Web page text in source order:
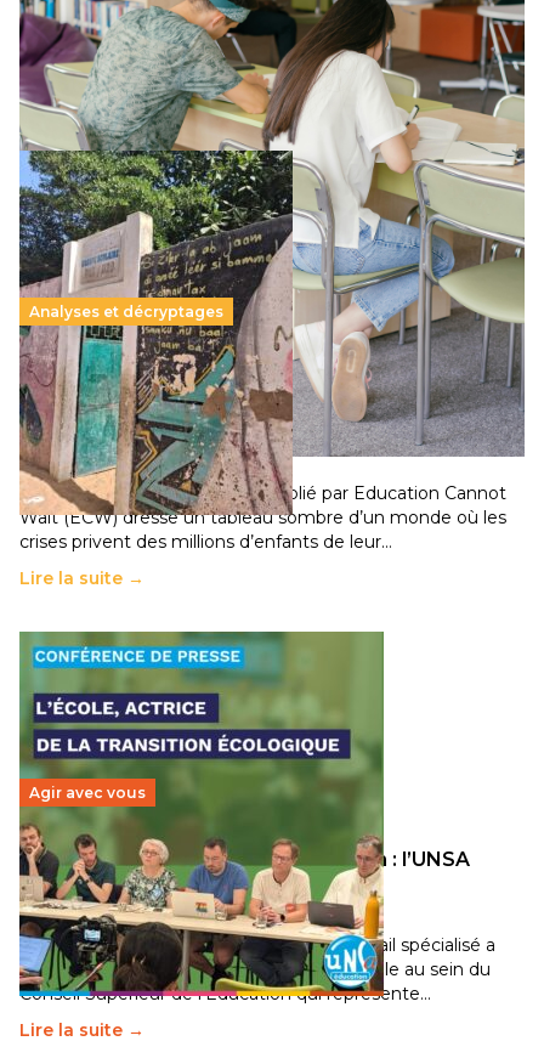
Le projet de loi sur la régulation de l’enseignement
supérieur privé met en lumière l’amplification d’un système
qui relègue l’acte pédagogique au superfétatoire, voire à…
Lire la suite →
Analyses et décryptages
258 millions d’enfants victimes de la guerre, des
chocs climatiques et des déplacements de
population
11 juillet 2026- National
Un nouveau rapport mondial publié par Education Cannot
Wait (ECW) dresse un tableau sombre d’un monde où les
crises privent des millions d’enfants de leur…
Lire la suite →
Agir avec vous
Transition écologique de l’éducation : l’UNSA
Éducation fait bouger les lignes
30 juin 2026-National
Pendant plusieurs mois, un groupe de travail spécialisé a
travaillé sur la transition écologique de l’Ecole au sein du
Conseil Supérieur de l’Éducation qui représente…
Lire la suite →